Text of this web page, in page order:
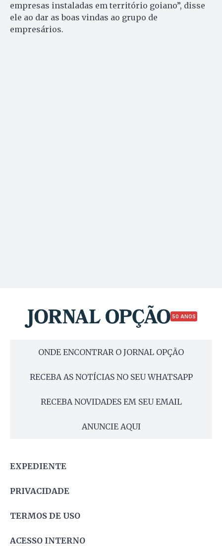
empresas instaladas em território goiano”, disse
ele ao dar as boas vindas ao grupo de
empresários.
50 ANOS
ONDE ENCONTRAR O JORNAL OPÇÃO
RECEBA AS NOTÍCIAS NO SEU WHATSAPP
RECEBA NOVIDADES EM SEU EMAIL
ANUNCIE AQUI
EXPEDIENTE
PRIVACIDADE
TERMOS DE USO
ACESSO INTERNO